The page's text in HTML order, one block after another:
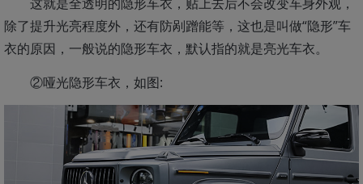
除了提升光亮程度外，还有防剐蹭能等，这也是叫做“隐形”车
衣的原因，一般说的隐形车衣，默认指的就是亮光车衣。
②哑光隐形车衣，如图: